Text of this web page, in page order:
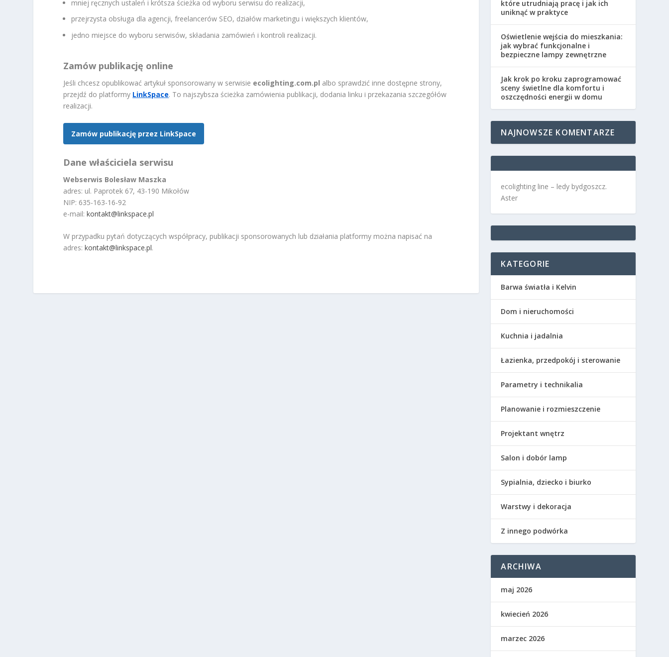
mniej ręcznych ustaleń i krótsza ścieżka od wyboru serwisu do realizacji,
przejrzysta obsługa dla agencji, freelancerów SEO, działów marketingu i większych klientów,
jedno miejsce do wyboru serwisów, składania zamówień i kontroli realizacji.
Zamów publikację online
Jeśli chcesz opublikować artykuł sponsorowany w serwisie ecolighting.com.pl albo sprawdzić inne dostępne strony,
przejdź do platformy LinkSpace. To najszybsza ścieżka zamówienia publikacji, dodania linku i przekazania szczegółów
realizacji.
Zamów publikację przez LinkSpace
Dane właściciela serwisu
Webserwis Bolesław Maszka
adres: ul. Paprotek 67, 43-190 Mikołów
NIP: 635-163-16-92
e-mail:kontakt@linkspace.pl
W przypadku pytań dotyczących współpracy, publikacji sponsorowanych lub działania platformy można napisać na
adres:kontakt@linkspace.pl.
które utrudniają pracę i jak ich
uniknąć w praktyce
Oświetlenie wejścia do mieszkania:
jak wybrać funkcjonalne i
bezpieczne lampy zewnętrzne
Jak krok po kroku zaprogramować
sceny świetlne dla komfortu i
oszczędności energii w domu
NAJNOWSZE KOMENTARZE
ecolighting line – ledy bydgoszcz.
Aster
KATEGORIE
Barwa światła i Kelvin
Dom i nieruchomości
Kuchnia i jadalnia
Łazienka, przedpokój i sterowanie
Parametry i technikalia
Planowanie i rozmieszczenie
Projektant wnętrz
Salon i dobór lamp
Sypialnia, dziecko i biurko
Warstwy i dekoracja
Z innego podwórka
ARCHIWA
maj 2026
kwiecień 2026
marzec 2026